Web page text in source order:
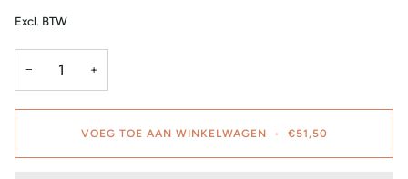
Excl. BTW
− +
VOEG TOE AAN WINKELWAGEN • €51,50